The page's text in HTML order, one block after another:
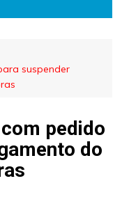
suspender
pedido
do